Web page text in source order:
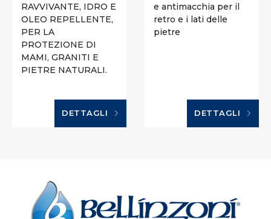
RAVVIVANTE, IDRO E
OLEO REPELLENTE,
PER LA
PROTEZIONE DI
MAMI, GRANITI E
PIETRE NATURALI.
DETTAGLI
e antimacchia per il
retro e i lati delle
pietre
DETTAGLI